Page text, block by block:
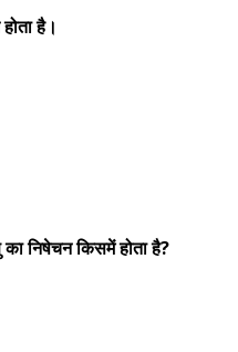
होता है।
निषेचन किसमें होता है?